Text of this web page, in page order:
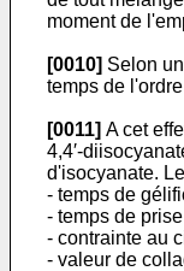
moment de
[0010] Selon
temps de
[0011] A cet
4,4′-
d'isocyanate.
- temps de
- temps de
- contrainte au
- valeur de